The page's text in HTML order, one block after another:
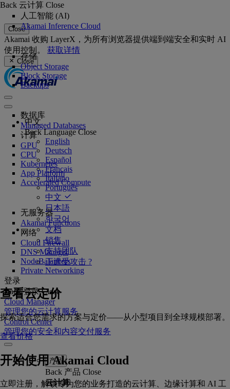
Close
Akamai 收购 LayerX，为所有浏览器提供端到端安全和实时 AI
使用控制。 获取详情
Close
中文
Back Language Close
English
Deutsch
Español
Français
Italiano
Português
中文
日本語
한국어
文档
销售
支持团队
正遭受攻击 ?
登录
Back 登录 Close
Cloud Manager
管理您的云计算服务
Control Center
管理您的安全和内容交付服务
产品
Back 产品 Close
云计算
Back 云计算 Close
人工智能 (AI)
Akamai Inference Cloud
存储
Object Storage
Block Storage
Backups
数据库
Managed Databases
计算
GPU
CPU
Kubernetes
App Platform
Accelerated Compute
无服务器
Akamai Functions
网络
Cloud Firewall
DNS Manager
NodeBalancers
Private Networking
查看云定价
探索适合您需求的方案与定价——从小型项目到全球规模部署。
查看价格
开始使用 Akamai Cloud
立即注册，解锁专为您的业务打造的云计算、边缘计算和 AI 工